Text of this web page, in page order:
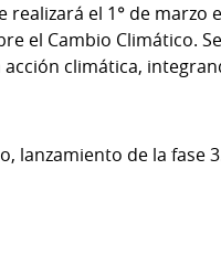
el 1° de marzo
el Cambio Climático.
climática,
lanzamiento de la fase